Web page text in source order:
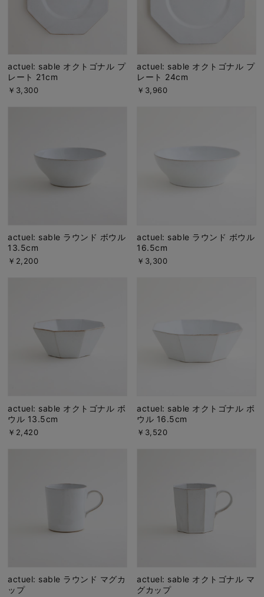
actuel: sable オクトゴナル プ
レート 21cm
￥3,300
actuel: sable オクトゴナル プ
レート 24cm
￥3,960
actuel: sable ラウンド ボウル
13.5cm
￥2,200
actuel: sable ラウンド ボウル
16.5cm
￥3,300
actuel: sable オクトゴナル ボ
ウル 13.5cm
￥2,420
actuel: sable オクトゴナル ボ
ウル 16.5cm
￥3,520
actuel: sable ラウンド マグカ
ップ
actuel: sable オクトゴナル マ
グカップ